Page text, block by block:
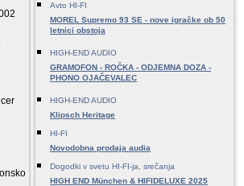
Avto HI-FI
MOREL Supremo 93 SE - nove igračke ob 50
letnici obstoja
HIGH-END AUDIO
GRAMOFON - ROČKA - ODJEMNA DOZA -
PHONO OJAČEVALEC
HIGH-END AUDIO
Klipsch Heritage
HI-FI
Novodobna prodaja audia
Dogodki v svetu HI-FI-ja, srečanja
HIGH END München & HIFIDELUXE 2025